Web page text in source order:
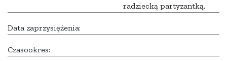
radziecką partyzantką.
Data zaprzysiężenia:
Czasookres: